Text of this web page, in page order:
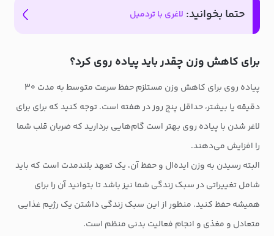
حتما بخوانید: لاغری با تردمیل
برای کاهش وزن چقدر باید پیاده روی کرد؟
پیاده روی برای کاهش وزن مستلزم حفظ سرعت متوسط ​​به مدت ۳۰
دقیقه یا بیشتر، حداقل پنج روز در هفته است. توجه کنید که برای برای
لاغر شدن با پیاده روی بهتر است گام‌هایی بردارید که ضربان قلب شما
را افزایش می‌دهند.
البته رسیدن به وزن ایده‌ال و حفظ آن، یک تعهد بلندمدت است که باید
شامل تغییراتی در سبک زندگی شما نیز باشد تا بتوانید آن را برای
همیشه حفظ کنید. منظور از این سبک زندگی داشتن یک رژیم غذایی
متعادل و مغذی و انجام فعالیت بدنی منظم است.